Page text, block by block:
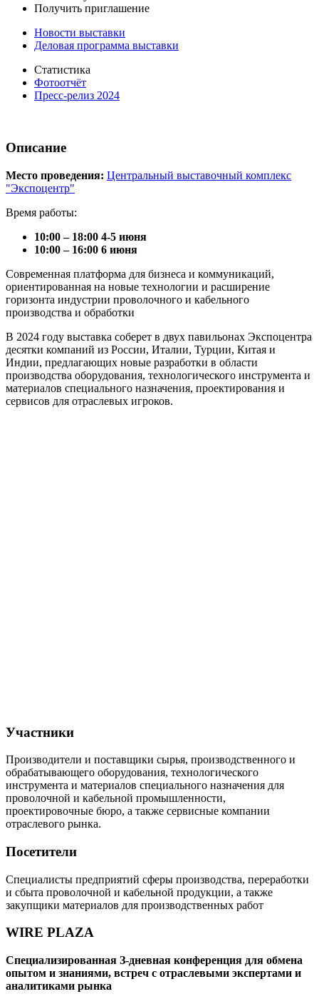
Получить приглашение
Новости выставки
Деловая программа выставки
Статистика
Фотоотчёт
Пресс-релиз 2024
Описание
Место проведения: Центральный выставочный комплекс
"Экспоцентр"
Время работы:
10:00 – 18:00 4-5 июня
10:00 – 16:00 6 июня
Современная платформа для бизнеса и коммуникаций,
ориентированная на новые технологии и расширение
горизонта индустрии проволочного и кабельного
производства и обработки
В 2024 году выставка соберет в двух павильонах Экспоцентра
десятки компаний из России, Италии, Турции, Китая и
Индии, предлагающих новые разработки в области
производства оборудования, технологического инструмента и
материалов специального назначения, проектирования и
сервисов для отраслевых игроков.
Участники
Производители и поставщики сырья, производственного и
обрабатывающего оборудования, технологического
инструмента и материалов специального назначения для
проволочной и кабельной промышленности,
проектировочные бюро, а также сервисные компании
отраслевого рынка.
Посетители
Специалисты предприятий сферы производства, переработки
и сбыта проволочной и кабельной продукции, а также
закупщики материалов для производственных работ
WIRE PLAZA
Специализированная З-дневная конференция для обмена
опытом и знаниями, встреч с отраслевыми экспертами и
аналитиками рынка